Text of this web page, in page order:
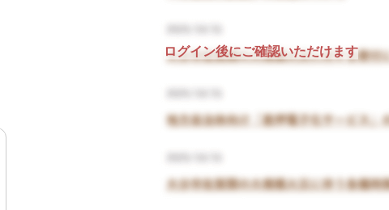
ログイン後にご確認いただけます